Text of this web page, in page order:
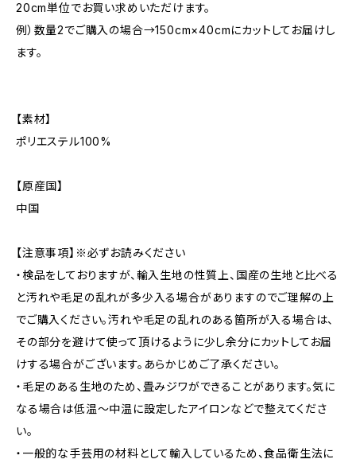
20cm単位でお買い求めいただけます。
例）数量2でご購入の場合→150cm×40cmにカットしてお届けし
ます。
【素材】
ポリエステル100%
【原産国】
中国
【注意事項】※必ずお読みください
・検品をしておりますが、輸入生地の性質上、国産の生地と比べる
と汚れや毛足の乱れが多少入る場合がありますのでご理解の上
でご購入ください。汚れや毛足の乱れのある箇所が入る場合は、
その部分を避けて使って頂けるように少し余分にカットしてお届
けする場合がございます。あらかじめご了承ください。
・毛足のある生地のため、畳みジワができることがあります。気に
なる場合は低温〜中温に設定したアイロンなどで整えてくださ
い。
・一般的な手芸用の材料として輸入しているため、食品衛生法に